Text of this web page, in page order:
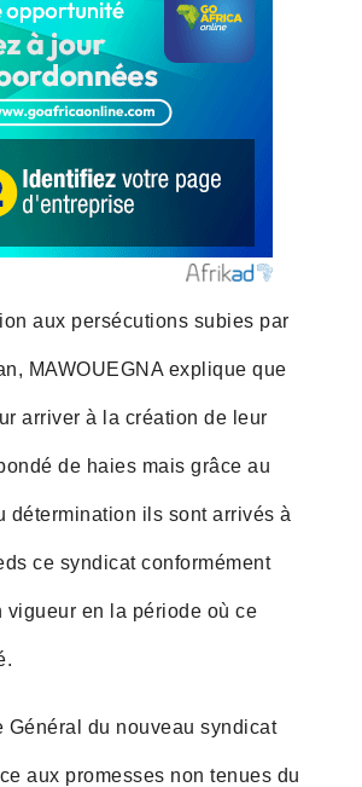
aux persécutions subies par
MAWOUEGNA explique que
arriver à la création de leur
de haies mais grâce au
détermination ils sont arrivés à
ce syndicat conformément
vigueur en la période où ce
Général du nouveau syndicat
aux promesses non tenues du